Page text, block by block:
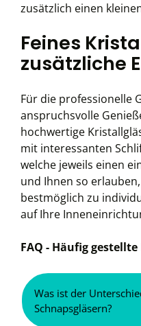
zusätzlich einen
Feines
zusätzliche
Für die professionelle
anspruchsvolle
hochwertige
mit interessanten
welche jeweils einen
und Ihnen so
bestmöglich zu
auf Ihre
FAQ - Häufig gestellte
Was ist der
Schnapsgläsern?